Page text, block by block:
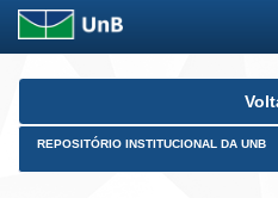
Skip
REPOSITÓRIO INSTITUCIONAL DA UNB